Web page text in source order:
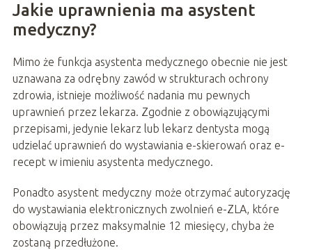
Jakie uprawnienia ma asystent
medyczny?
Mimo że funkcja asystenta medycznego obecnie nie jest
uznawana za odrębny zawód w strukturach ochrony
zdrowia, istnieje możliwość nadania mu pewnych
uprawnień przez lekarza. Zgodnie z obowiązującymi
przepisami, jedynie lekarz lub lekarz dentysta mogą
udzielać uprawnień do wystawiania e-skierowań oraz e-
recept w imieniu asystenta medycznego.
Ponadto asystent medyczny może otrzymać autoryzację
do wystawiania elektronicznych zwolnień e-ZLA, które
obowiązują przez maksymalnie 12 miesięcy, chyba że
zostaną przedłużone.